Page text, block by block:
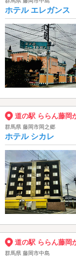
ホテル エレガンス
道の駅 ららん藤岡
群馬県 藤岡市岡之郷
ホテル シカレ
道の駅 ららん藤岡
群馬県 藤岡市中島